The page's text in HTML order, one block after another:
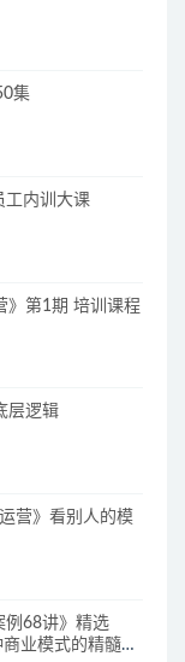
集
工内训大课
》第1期 培训课程
层逻辑
营》看别人的模
例68讲》精选
业模式的精髓与